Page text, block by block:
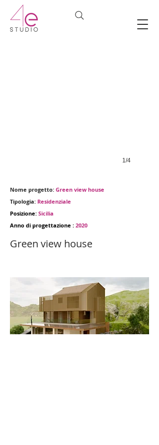
1/4
Nome progetto: Green view house
Tipologia: Residenziale
Posizione: Sicilia
Anno di progettazione : 2020
Green view house